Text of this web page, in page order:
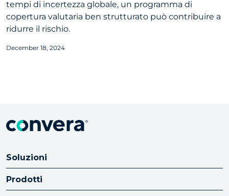
tempi di incertezza globale, un programma di
copertura valutaria ben strutturato può contribuire a
ridurre il rischio.
December 18, 2024
Soluzioni
Prodotti